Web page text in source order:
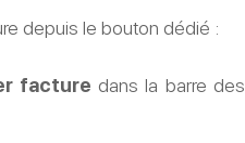
une
?
depuis le bouton dédié :
facture dans la barre des